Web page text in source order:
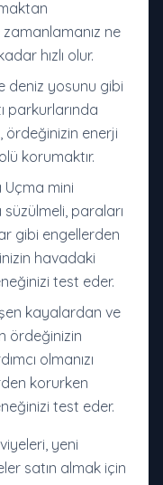
zamanlamanız ne
hızlı olur.
deniz yosunu gibi
parkurlarında
ördeğinizin enerji
korumaktır.
mini
paraları
gibi engellerden
havadaki
test eder.
kayalardan ve
ördeğinizin
olmanızı
korurken
test eder.
yeni
satın almak için